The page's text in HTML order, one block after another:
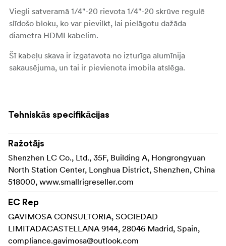
Viegli satveramā 1/4"-20 rievota 1/4"-20 skrūve regulē
slīdošo bloku, ko var pievilkt, lai pielāgotu dažāda
diametra HDMI kabelim.
Šī kabeļu skava ir izgatavota no izturīga alumīnija
sakausējuma, un tai ir pievienota imobila atslēga.
1x imobila atslēga
Tehniskās specifikācijas
Ražotājs
Shenzhen LC Co., Ltd., 35F, Building A, Hongrongyuan
North Station Center, Longhua District, Shenzhen, China
518000, www.smallrigreseller.com
EC Rep
GAVIMOSA CONSULTORIA, SOCIEDAD
LIMITADACASTELLANA 9144, 28046 Madrid, Spain,
compliance.gavimosa@outlook.com